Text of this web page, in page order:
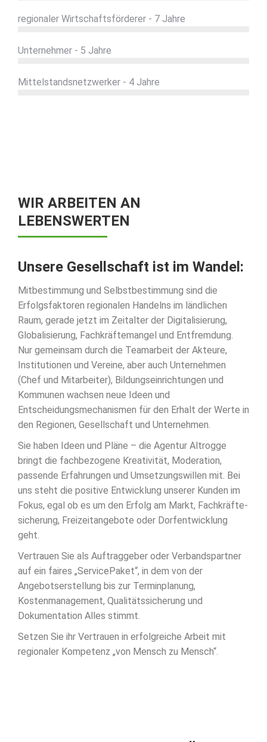
regionaler Wirtschaftsförderer - 7 Jahre
Unternehmer - 5 Jahre
Mittelstandsnetzwerker - 4 Jahre
WIR ARBEITEN AN
LEBENSWERTEN
Unsere Gesellschaft ist im Wandel:
Mitbestimmung und Selbstbestimmung sind die
Erfolgsfaktoren regionalen Handelns im ländlichen
Raum, gerade jetzt im Zeitalter der Digitalisierung,
Globalisierung, Fachkräftemangel und Entfremdung.
Nur gemeinsam durch die Teamarbeit der Akteure,
Institutionen und Vereine, aber auch Unternehmen
(Chef und Mitarbeiter), Bildungseinrichtungen und
Kommunen wachsen neue Ideen und
Entscheidungsmechanismen für den Erhalt der Werte in
den Regionen, Gesellschaft und Unternehmen.
Sie haben Ideen und Pläne – die Agentur Altrogge
bringt die fachbezogene Kreativität, Moderation,
passende Erfahrungen und Umsetzungswillen mit. Bei
uns steht die positive Entwicklung unserer Kunden im
Fokus, egal ob es um den Erfolg am Markt, Fachkräfte-
sicherung, Freizeitangebote oder Dorfentwicklung
geht.
Vertrauen Sie als Auftraggeber oder Verbandspartner
auf ein faires „ServicePaket“, in dem von der
Angebotserstellung bis zur Terminplanung,
Kostenmanagement, Qualitätssicherung und
Dokumentation Alles stimmt.
Setzen Sie ihr Vertrauen in erfolgreiche Arbeit mit
regionaler Kompetenz „von Mensch zu Mensch“.